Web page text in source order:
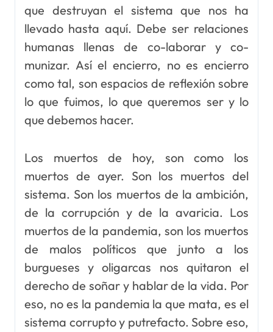
que destruyan el sistema que nos ha
llevado hasta aquí. Debe ser relaciones
humanas llenas de co-laborar y co-
munizar. Así el encierro, no es encierro
como tal, son espacios de reflexión sobre
lo que fuimos, lo que queremos ser y lo
que debemos hacer.
Los muertos de hoy, son como los
muertos de ayer. Son los muertos del
sistema. Son los muertos de la ambición,
de la corrupción y de la avaricia. Los
muertos de la pandemia, son los muertos
de malos políticos que junto a los
burgueses y oligarcas nos quitaron el
derecho de soñar y hablar de la vida. Por
eso, no es la pandemia la que mata, es el
sistema corrupto y putrefacto. Sobre eso,